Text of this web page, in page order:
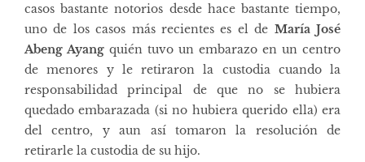
casos bastante notorios desde hace bastante tiempo,
uno de los casos más recientes es el de María José
Abeng Ayang quién tuvo un embarazo en un centro
de menores y le retiraron la custodia cuando la
responsabilidad principal de que no se hubiera
quedado embarazada (si no hubiera querido ella) era
del centro, y aun así tomaron la resolución de
retirarle la custodia de su hijo.